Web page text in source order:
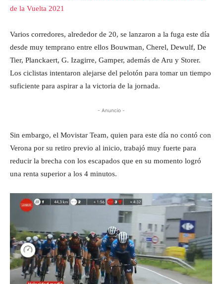
de la Vuelta 2021
Varios corredores, alrededor de 20, se lanzaron a la fuga este día
desde muy temprano entre ellos Bouwman, Cherel, Dewulf, De
Tier, Planckaert, G. Izagirre, Gamper, además de Aru y Storer.
Los ciclistas intentaron alejarse del pelotón para tomar un tiempo
suficiente para aspirar a la victoria de la jornada.
- Anuncio -
Sin embargo, el Movistar Team, quien para este día no contó con
Verona por su retiro previo al inicio, trabajó muy fuerte para
reducir la brecha con los escapados que en su momento logró
una renta superior a los 4 minutos.